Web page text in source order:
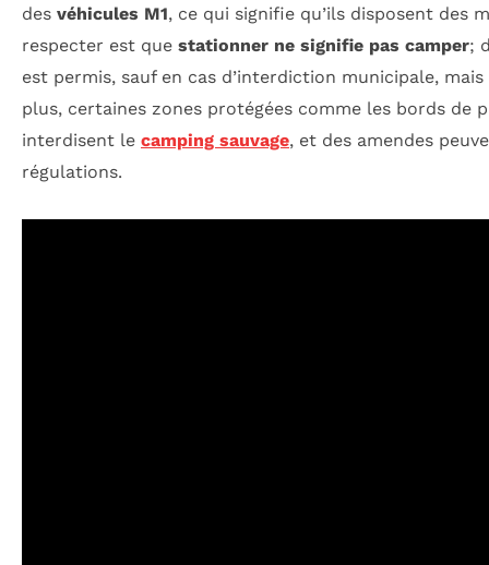
des véhicules M1, ce qui signifie qu’ils disposent des
respecter est que stationner ne signifie pas camper;
est permis, sauf en cas d’interdiction municipale,
plus, certaines zones protégées comme les bords de
interdisent le camping sauvage, et des amendes
régulations.